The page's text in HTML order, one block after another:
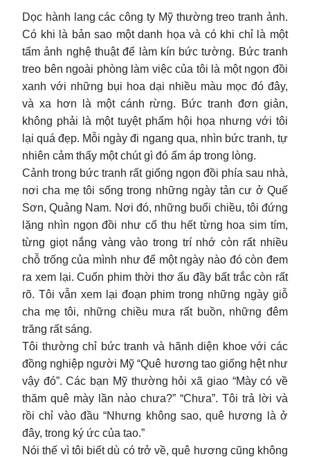
Dọc hành lang các công ty Mỹ thường treo tranh ảnh.
Có khi là bản sao một danh họa và có khi chỉ là một
tấm ảnh nghệ thuật để làm kín bức tường. Bức tranh
treo bên ngoài phòng làm việc của tôi là một ngọn đồi
xanh với những bụi hoa dại nhiều màu mọc đó đây,
và xa hơn là một cánh rừng. Bức tranh đơn giản,
không phải là một tuyệt phẩm hội họa nhưng với tôi
lại quá đẹp. Mỗi ngày đi ngang qua, nhìn bức tranh, tự
nhiên cảm thấy một chút gì đó ấm áp trong lòng.
Cảnh trong bức tranh rất giống ngọn đồi phía sau nhà,
nơi cha mẹ tôi sống trong những ngày tản cư ở Quế
Sơn, Quảng Nam. Nơi đó, những buổi chiều, tôi đứng
lặng nhìn ngọn đồi như cố thu hết từng hoa sim tím,
từng giọt nắng vàng vào trong trí nhớ còn rất nhiều
chỗ trống của mình như để một ngày nào đó còn đem
ra xem lại. Cuốn phim thời thơ ấu đầy bất trắc còn rất
rõ. Tôi vẫn xem lại đoạn phim trong những ngày giỗ
cha mẹ tôi, những chiều mưa rất buồn, những đêm
trăng rất sáng.
Tôi thường chỉ bức tranh và hãnh diện khoe với các
đồng nghiệp người Mỹ “Quê hương tao giống hệt như
vậy đó”. Các bạn Mỹ thường hỏi xã giao “Mày có về
thăm quê mày lần nào chưa?” “Chưa”. Tôi trả lời và
rồi chỉ vào đầu “Nhưng không sao, quê hương là ở
đây, trong ký ức của tao.”
Nói thế vì tôi biết dù có trở về, quê hương cũng không